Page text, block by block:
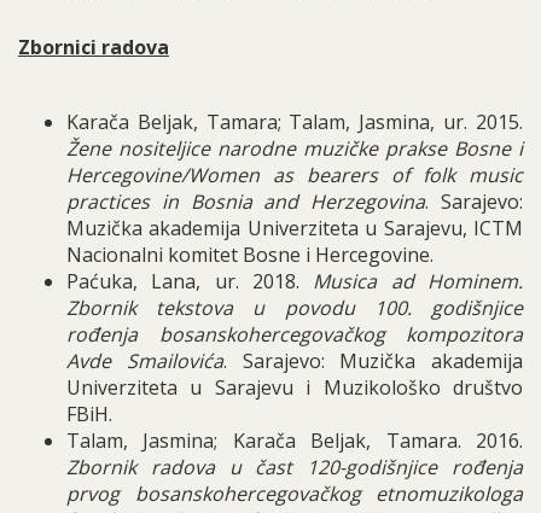
Zbornici radova
Karača Beljak, Tamara; Talam, Jasmina, ur. 2015.
Žene nositeljice narodne muzičke prakse Bosne i
Hercegovine/Women as bearers of folk music
practices in Bosnia and Herzegovina. Sarajevo:
Muzička akademija Univerziteta u Sarajevu, ICTM
Nacionalni komitet Bosne i Hercegovine.
Paćuka, Lana, ur. 2018. Musica ad Hominem.
Zbornik tekstova u povodu 100. godišnjice
rođenja bosanskohercegovačkog kompozitora
Avde Smailovića. Sarajevo: Muzička akademija
Univerziteta u Sarajevu i Muzikološko društvo
FBiH.
Talam, Jasmina; Karača Beljak, Tamara. 2016.
Zbornik radova u čast 120-godišnjice rođenja
prvog bosanskohercegovačkog etnomuzikologa